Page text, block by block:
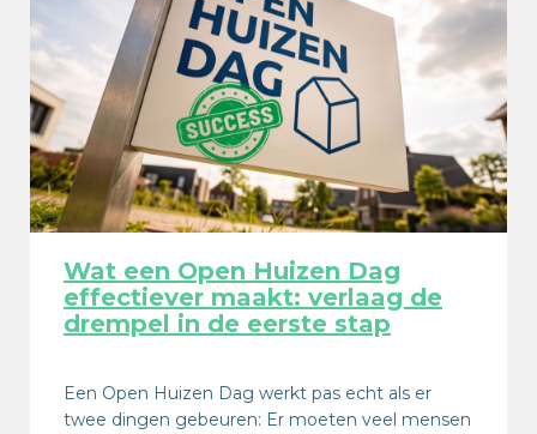
Wat een Open Huizen Dag
effectiever maakt: verlaag de
drempel in de eerste stap
Een Open Huizen Dag werkt pas echt als er
twee dingen gebeuren: Er moeten veel mensen